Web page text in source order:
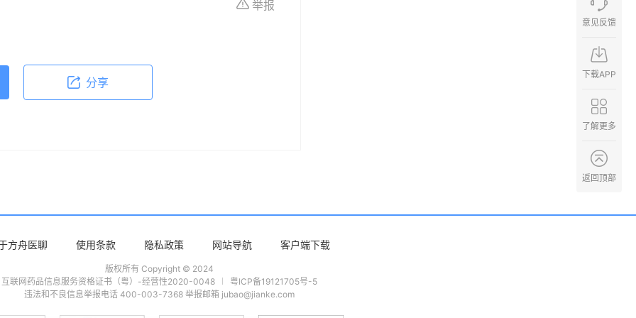
本文内容采取的任何行动，本文作者、出版方
举报
分享
方舟医聊 使用条款 隐私政策 网站导航 客户端下载
版权所有 Copyright © 2024
互联网药品信息服务资格证书（粤）-经营性2020-0048
粤ICP备19121705号-5
违法和不良信息举报电话 400-003-7368 举报邮箱 jubao@jianke.com
意见反馈
下载APP
了解更多
返回顶部